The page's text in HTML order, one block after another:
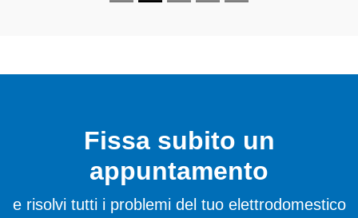
Fissa subito un
appuntamento
e risolvi tutti i problemi del tuo elettrodomestico